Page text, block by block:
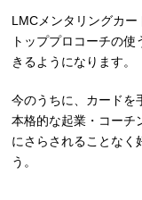
LMCメンタリングカー
トッププロコーチの
きるようになります。
今のうちに、カードを
本格的な起業・コーチ
にさらされることなく
う。